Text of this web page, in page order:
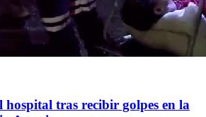
hospital tras recibir golpes en la